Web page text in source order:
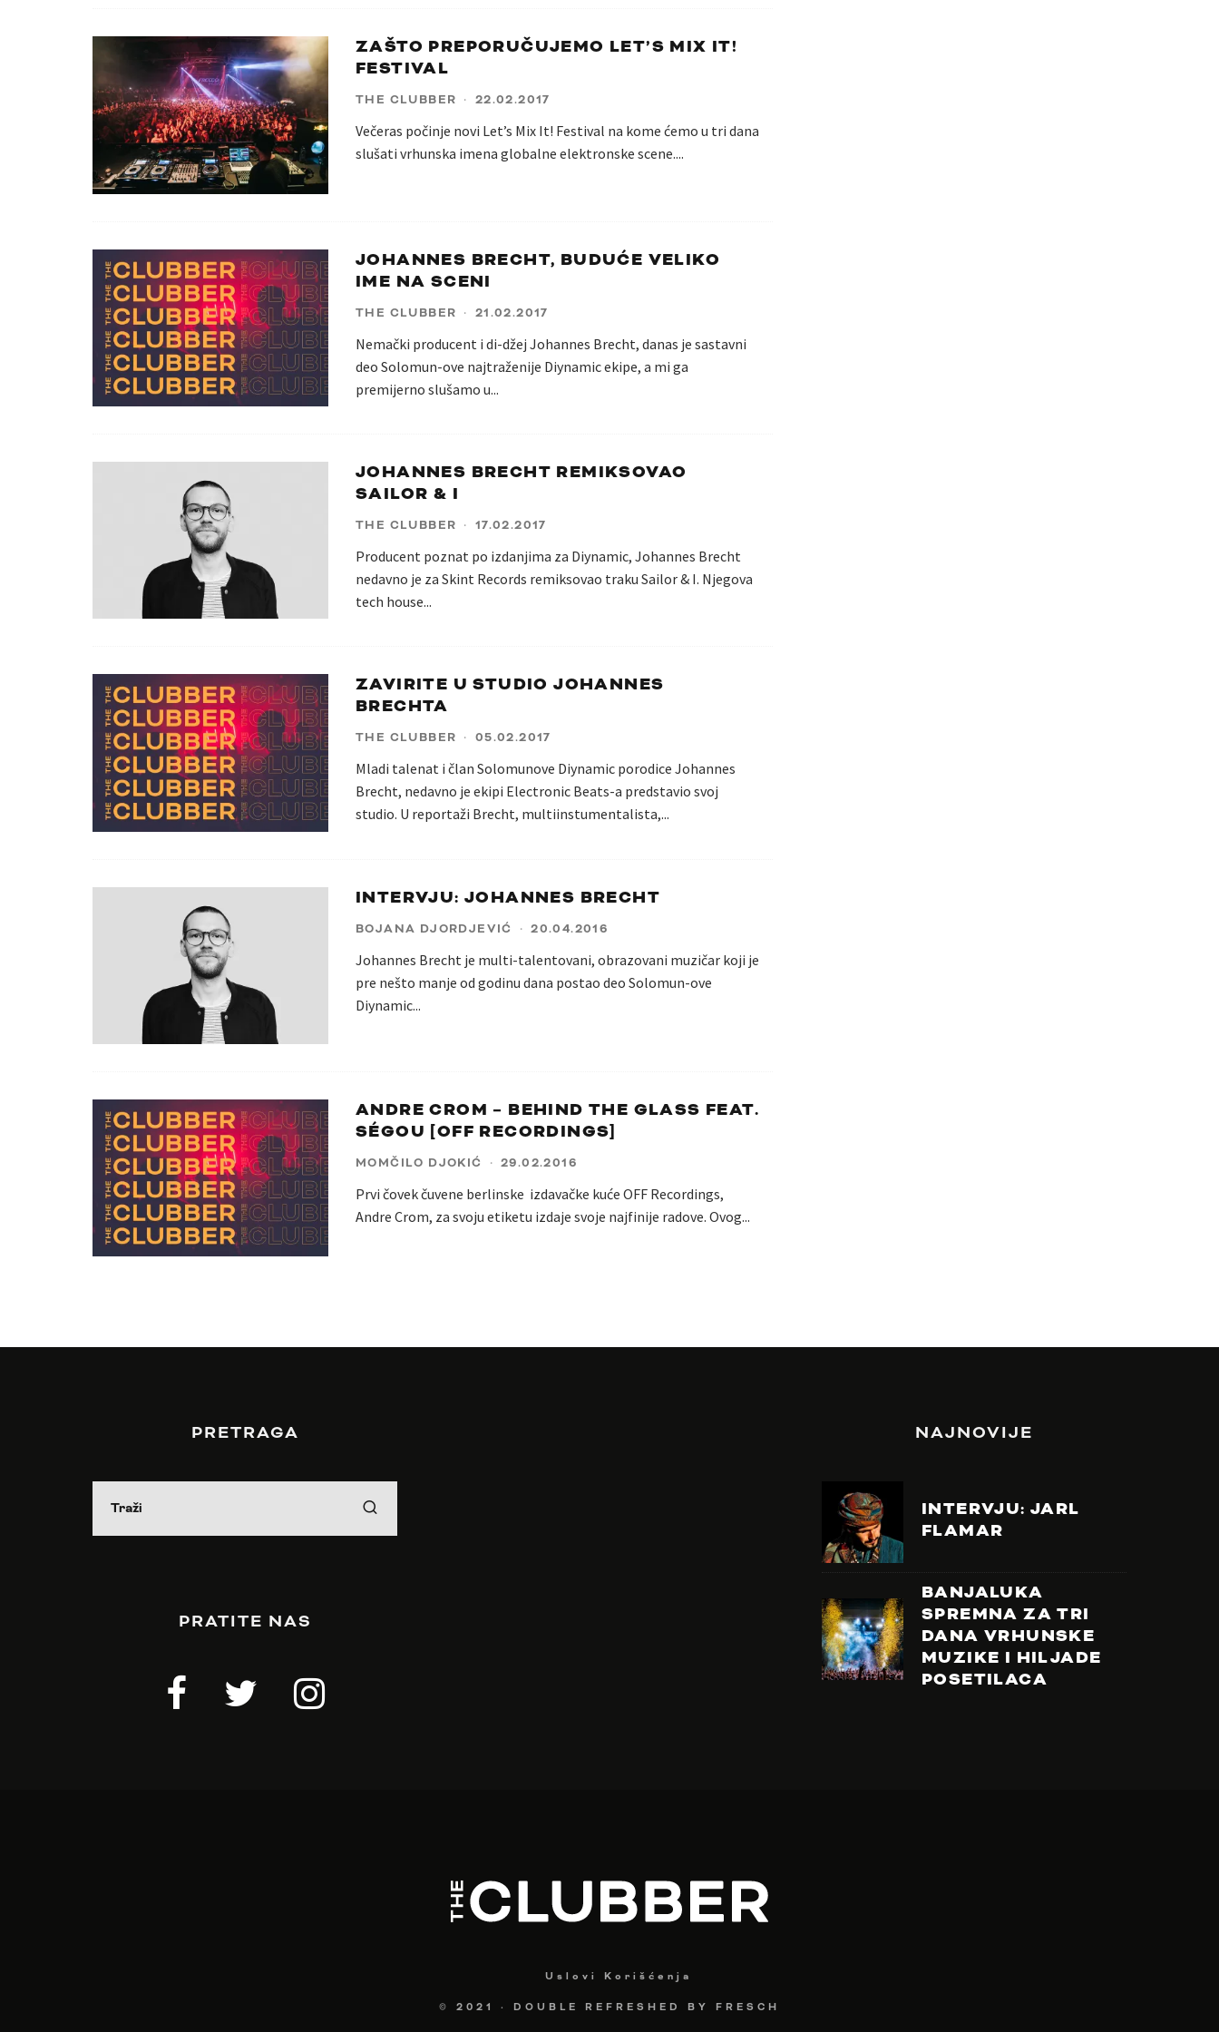
ZAŠTO PREPORUČUJEMO LET’S MIX IT!
FESTIVAL
THE CLUBBER · 22.02.2017
Večeras počinje novi Let’s Mix It! Festival na kome ćemo u tri dana
slušati vrhunska imena globalne elektronske scene....
JOHANNES BRECHT, BUDUĆE VELIKO
IME NA SCENI
THE CLUBBER · 21.02.2017
Nemački producent i di-džej Johannes Brecht, danas je sastavni
deo Solomun-ove najtraženije Diynamic ekipe, a mi ga
premijerno slušamo u...
JOHANNES BRECHT REMIKSOVAO
SAILOR & I
THE CLUBBER · 17.02.2017
Producent poznat po izdanjima za Diynamic, Johannes Brecht
nedavno je za Skint Records remiksovao traku Sailor & I. Njegova
tech house...
ZAVIRITE U STUDIO JOHANNES
BRECHTA
THE CLUBBER · 05.02.2017
Mladi talenat i član Solomunove Diynamic porodice Johannes
Brecht, nedavno je ekipi Electronic Beats-a predstavio svoj
studio. U reportaži Brecht, multiinstumentalista,...
INTERVJU: JOHANNES BRECHT
BOJANA DJORDJEVIĆ · 20.04.2016
Johannes Brecht je multi-talentovani, obrazovani muzičar koji je
pre nešto manje od godinu dana postao deo Solomun-ove
Diynamic...
ANDRE CROM – BEHIND THE GLASS FEAT.
SÉGOU [OFF RECORDINGS]
MOMČILO DJOKIĆ · 29.02.2016
Prvi čovek čuvene berlinske izdavačke kuće OFF Recordings,
Andre Crom, za svoju etiketu izdaje svoje najfinije radove. Ovog...
PRETRAGA
PRATITE NAS
NAJNOVIJE
INTERVJU: JARL
FLAMAR
BANJALUKA
SPREMNA ZA TRI
DANA VRHUNSKE
MUZIKE I HILJADE
POSETILACA
Uslovi Korišćenja
© 2021 · DOUBLE REFRESHED BY FRESCH